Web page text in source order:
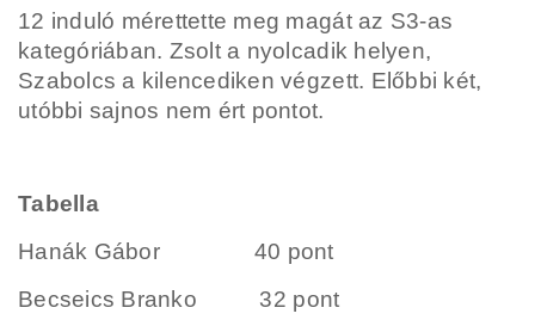
12 induló mérettette meg magát az S3-as
kategóriában. Zsolt a nyolcadik helyen,
Szabolcs a kilencediken végzett. Előbbi két,
utóbbi sajnos nem ért pontot.
Tabella
Hanák Gábor 40 pont
Becseics Branko 32 pont